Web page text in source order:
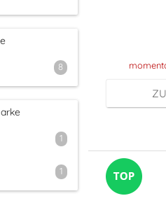
8
1
1